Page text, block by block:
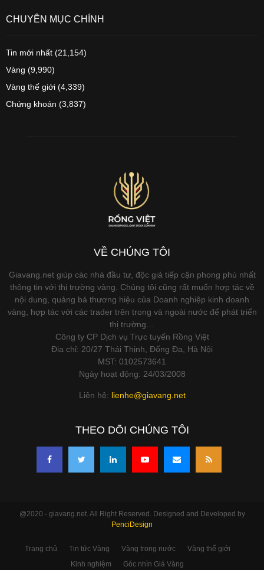
CHUYÊN MỤC CHÍNH
Tin mới nhất (21,154)
Vàng (9,990)
Vàng thế giới (4,339)
Chứng khoán (3,837)
VỀ CHÚNG TÔI
Giavang.net giúp các nhà đầu tư, độc giả tiếp cận phong phú nhất
thông tin với thị trường vàng. Chúng tôi cũng rất muốn hợp tác về
nội dung, quảng bá thương hiệu của Doanh nghiệp kinh doanh
vàng, hợp tác với các trader trên trong và ngoài nước để phát triển
thị trường…
Công ty CP Dịch vụ Trực tuyến Rồng Việt
Địa chỉ: 20/27 Thái Thịnh, Đống Đa, Hà Nội
MST: 0102573641
Ngày hoạt động: 24/03/2008
Liên hệ: lienhe@giavang.net
THEO DÕI CHÚNG TÔI
@2020 - giavang.net. All Right Reserved. Designed and Developed by
PenciDesign
Trang chủ Tin tức Vàng Vàng trong nước
Vàng thế giới
Kinh nghiệm
Góc nhìn Giá Vàng